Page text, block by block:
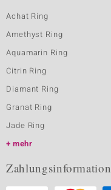
Achat Ring
Amethyst Ring
Aquamarin Ring
Citrin Ring
Diamant Ring
Granat Ring
Jade Ring
mehr
Zahlungsinformation